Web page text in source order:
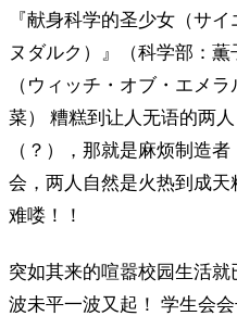
『献身科学的圣少女（サ
ヌダルク）』（科学部：
（ウィッチ・オブ・エメ
菜） 糟糕到让人无语的两
（？），那就是麻烦制造
会，两人自然是火热到成
难喽！！
突如其来的喧嚣校园生活
波未平一波又起！ 学生会